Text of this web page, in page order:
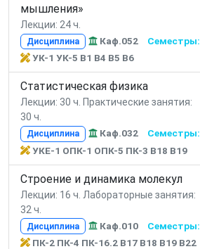
мышления»
Лекции: 24 ч.
Дисциплина Каф.052 Семестры:
УК-1 УК-5 В1 В4 В5 В6
Статистическая физика
Лекции: 30 ч. Практические занятия:
30 ч.
Дисциплина Каф.032 Семестры:
УКЕ-1 ОПК-1 ОПК-5 ПК-3 В18 В19
Строение и динамика молекул
Лекции: 16 ч. Лабораторные занятия:
32 ч.
Дисциплина Каф.010 Семестры:
ПК-2 ПК-4 ПК-16.2 В17 В18 В19 В22